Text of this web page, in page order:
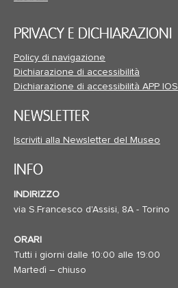
PRIVACY E DICHIARAZIONI
Policy di navigazione
Dichiarazione di accessibilità
Dichiarazione di accessibilità APP IOS
NEWSLETTER
Iscriviti alla Newsletter del Museo
INFO
INDIRIZZO
via S.Francesco d'Assisi, 8A - Torino
ORARI
Tutti i giorni dalle 10:00 alle 19:00
Martedì – chiuso